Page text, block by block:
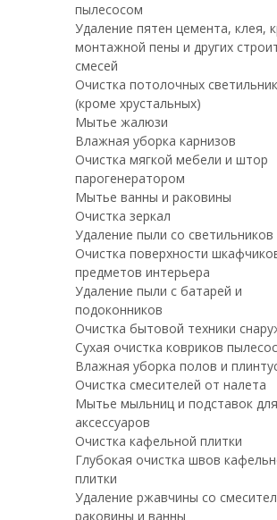
пылесосом
Удаление пятен цемента, клея,
монтажной пены и других
смесей
Очистка потолочных
(кроме хрустальных)
Мытье жалюзи
Влажная уборка карнизов
Очистка мягкой мебели и штор
парогенератором
Мытье ванны и раковины
Очистка зеркал
Удаление пыли со светильников
Очистка поверхности
предметов интерьера
Удаление пыли с батарей и
подоконников
Очистка бытовой техники
Сухая очистка ковриков
Влажная уборка полов и
Очистка смесителей от налета
Мытье мыльниц и подставок
аксессуаров
Очистка кафельной плитки
Глубокая очистка швов
плитки
Удаление ржавчины со
раковины и ванны